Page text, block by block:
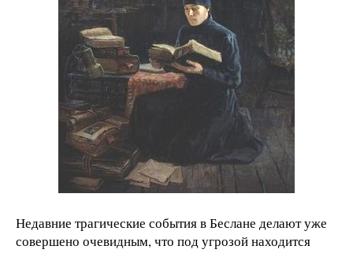
Недавние трагические события в Беслане делают уже
совершено очевидным, что под угрозой находится